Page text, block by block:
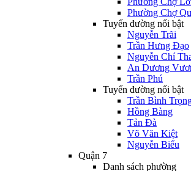
Phường Chợ
Tuyến đường nổi bật
Nguyễn Trãi
Trần Hưng Đạo
Nguyễn Chí
An Dương
Trần Phú
Tuyến đường nổi bật
Trần Bình
Hồng Bàng
Tản Đà
Võ Văn Kiệt
Nguyễn Biểu
Quận 7
Danh sách phường